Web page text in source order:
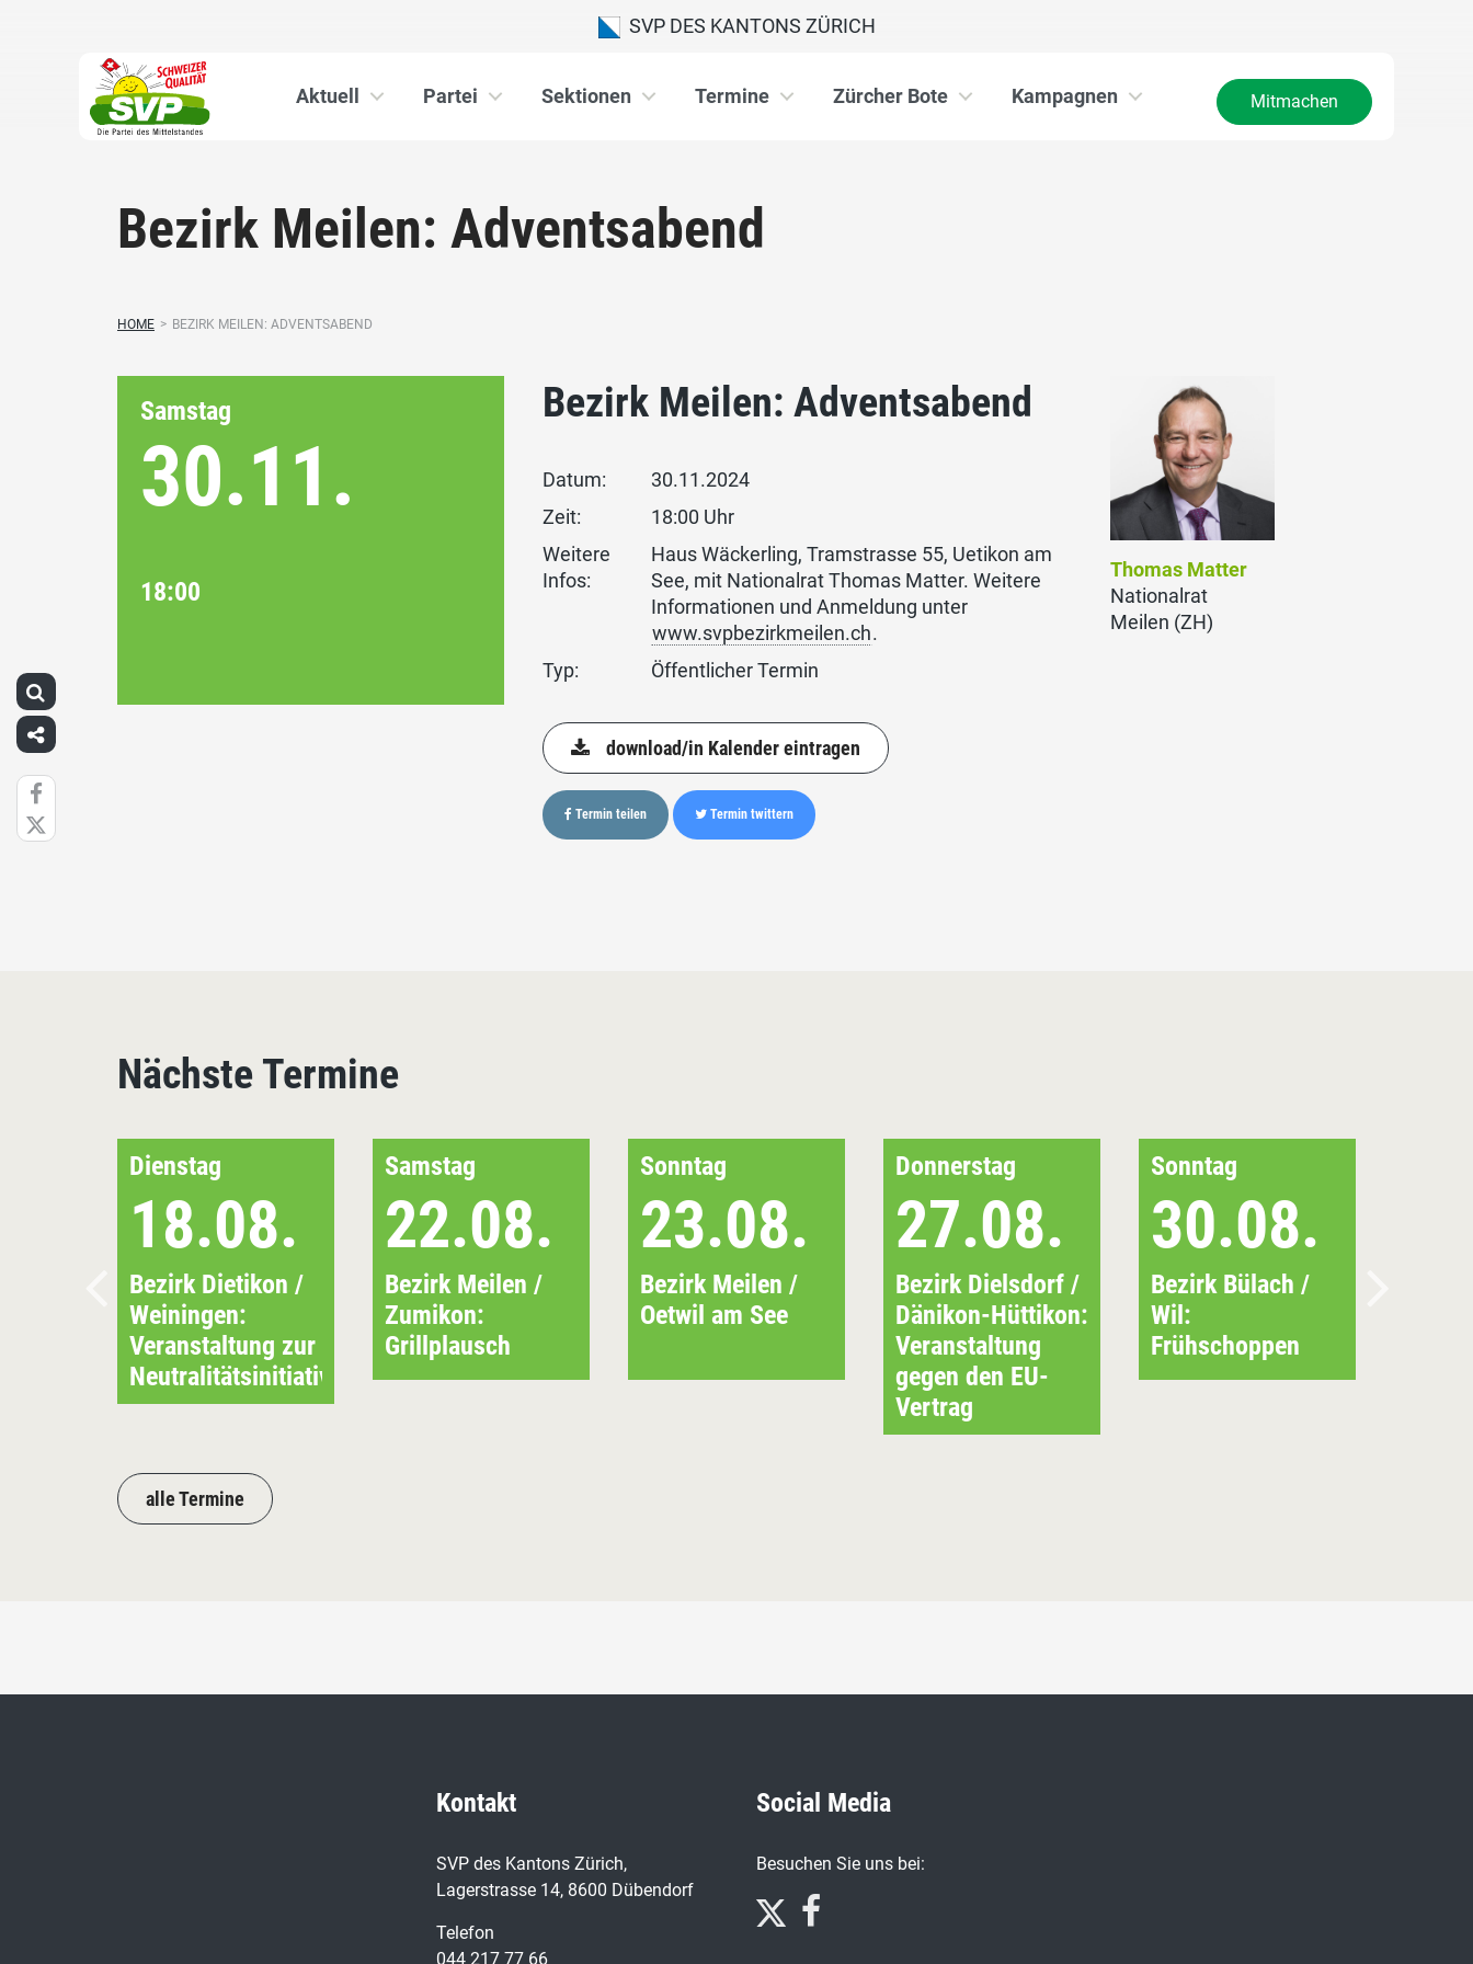
SVP DES KANTONS ZÜRICH
Aktuell Partei Sektionen Termine Zürcher Bote Kampagnen Mitmachen
Bezirk Meilen: Adventsabend
HOME > BEZIRK MEILEN: ADVENTSABEND
Samstag
30.11.
18:00
Bezirk Meilen: Adventsabend
Datum:
30.11.2024
Zeit:
18:00 Uhr
Weitere
Infos:
Haus Wäckerling, Tramstrasse 55, Uetikon am
See, mit Nationalrat Thomas Matter. Weitere
Informationen und Anmeldung unter
www.svpbezirkmeilen.ch.
Typ:
Öffentlicher Termin
download/in Kalender eintragen
Termin teilen Termin twittern
Thomas Matter
Nationalrat
Meilen (ZH)
Nächste Termine
Dienstag
18.08.
Bezirk Dietikon /
Weiningen:
Veranstaltung zur
Neutralitätsinitiative
Samstag
22.08.
Bezirk Meilen /
Zumikon:
Grillplausch
Sonntag
23.08.
Bezirk Meilen /
Oetwil am See
Donnerstag
27.08.
Bezirk Dielsdorf /
Dänikon-Hüttikon:
Veranstaltung
gegen den EU-
Vertrag
Sonntag
30.08.
Bezirk Bülach /
Wil:
Frühschoppen
alle Termine
Kontakt
SVP des Kantons Zürich,
Lagerstrasse 14, 8600 Dübendorf
Telefon
044 217 77 66
Social Media
Besuchen Sie uns bei: